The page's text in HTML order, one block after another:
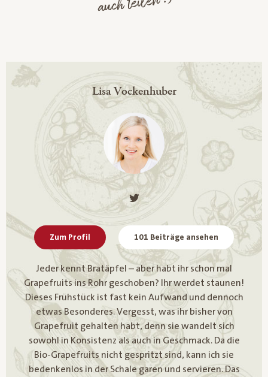
Lisa Vockenhuber
Zum Profil 101 Beiträge ansehen
Jeder kennt Bratäpfel – aber habt ihr schon mal
Grapefruits ins Rohr geschoben? Ihr werdet staunen!
Dieses Frühstück ist fast kein Aufwand und dennoch
etwas Besonderes. Vergesst, was ihr bisher von
Grapefruit gehalten habt, denn sie wandelt sich
sowohl in Konsistenz als auch in Geschmack. Da die
Bio-Grapefruits nicht gespritzt sind, kann ich sie
bedenkenlos in der Schale garen und servieren. Das